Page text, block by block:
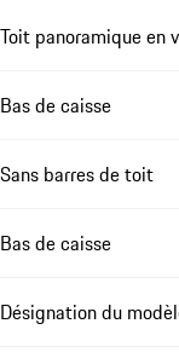
Toit panoramique en
Bas de caisse
Sans barres de toit
Bas de caisse
Désignation du